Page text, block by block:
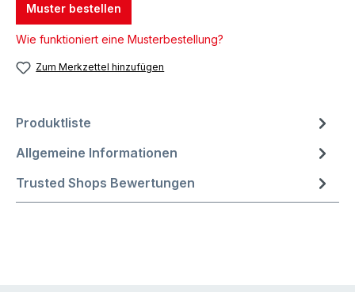
Muster bestellen
Wie funktioniert eine Musterbestellung?
Zum Merkzettel hinzufügen
Produktliste
Allgemeine Informationen
Trusted Shops Bewertungen